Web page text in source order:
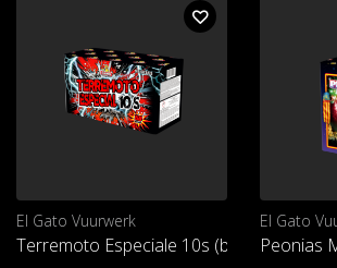
El Gato Vuurwerk
Terremoto Especiale 10s (batch25)
El Gato
Peonias